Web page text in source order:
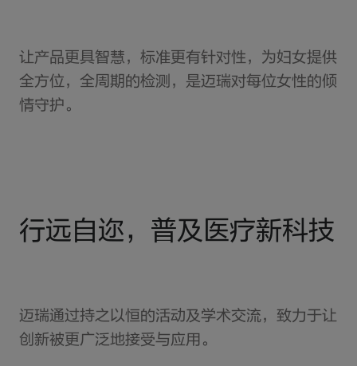
让产品更具智慧，标准更有针对性，为妇女提供
全方位，全周期的检测，是迈瑞对每位女性的倾
情守护。
行远自迩，普及医疗新科技
迈瑞通过持之以恒的活动及学术交流，致力于让
创新被更广泛地接受与应用。